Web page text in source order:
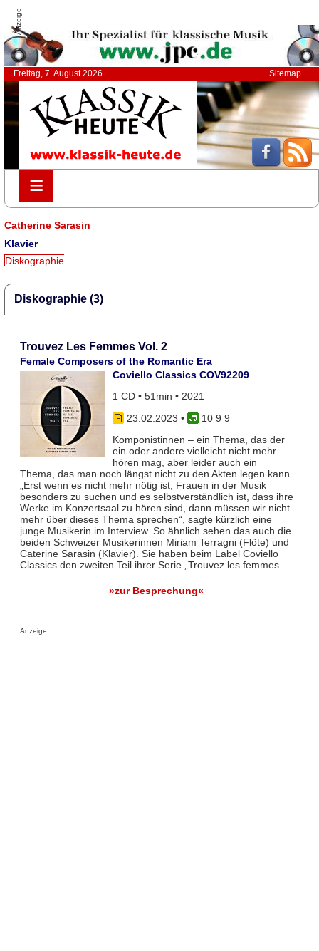
Anzeige
Freitag, 7. August 2026 Sitemap
≡
≡
Catherine Sarasin
Klavier
Diskographie
Diskographie (3)
Trouvez Les Femmes Vol. 2
Female Composers of the Romantic Era
Coviello Classics COV92209
1 CD • 51min • 2021
23.02.2023 •
10 9 9
Komponistinnen – ein Thema, das der
ein oder andere vielleicht nicht mehr
hören mag, aber leider auch ein
Thema, das man noch längst nicht zu den Akten legen kann.
„Erst wenn es nicht mehr nötig ist, Frauen in der Musik
besonders zu suchen und es selbstverständlich ist, dass ihre
Werke im Konzertsaal zu hören sind, dann müssen wir nicht
mehr über dieses Thema sprechen“, sagte kürzlich eine
junge Musikerin im Interview. So ähnlich sehen das auch die
beiden Schweizer Musikerinnen Miriam Terragni (Flöte) und
Caterine Sarasin (Klavier). Sie haben beim Label Coviello
Classics den zweiten Teil ihrer Serie „Trouvez les femmes.
»zur Besprechung«
Anzeige